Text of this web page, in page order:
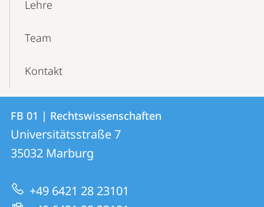
Lehre
Team
Kontakt
Kontakt
und
Informationen
zur
Kontaktinformationen
FB
01
|
Rechtswissenschaften
FB 01 | Rechtswissenschaften
Universitätsstraße 7
35032 Marburg
+49 6421 28 23101